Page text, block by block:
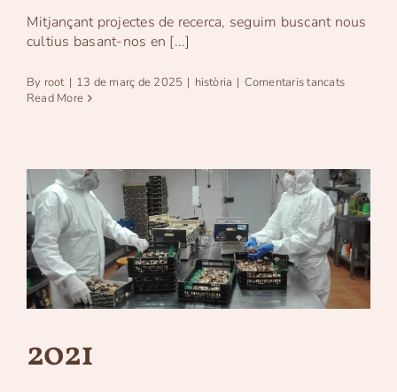
Mitjançant projectes de recerca, seguim buscant nous
cultius basant-nos en [...]
By root | 13 de març de 2025 | història | Comentaris tancatsa
Read More
2021